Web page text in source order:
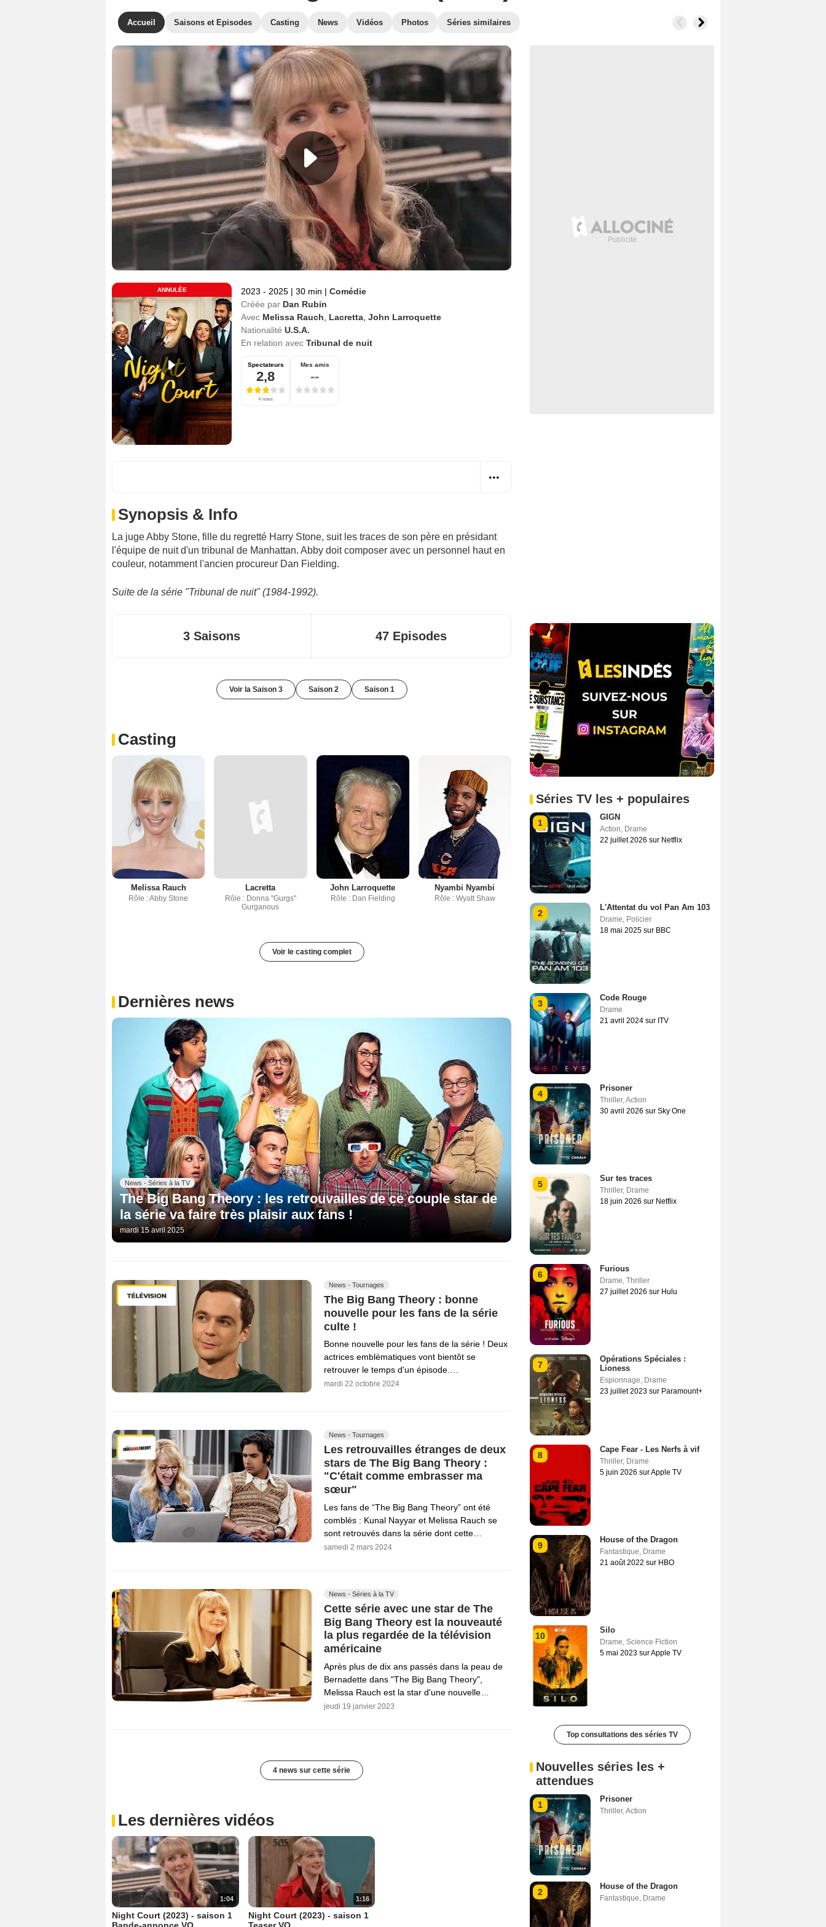
Accueil Saisons et Episodes Casting News Vidéos Photos Séries similaires
ANNULÉE 2023 - 2025 | 30 min | Comédie
Créée par Dan Rubin
Avec Melissa Rauch Lacretta John Larroquette
Nationalité U.S.A.
En relation avec Tribunal de nuit
Spectateurs
2,8
4 notes
Mes amis
--
Synopsis & Info
La juge Abby Stone, fille du regretté Harry Stone, suit les traces de son père en présidant
l'équipe de nuit d'un tribunal de Manhattan. Abby doit composer avec un personnel haut en
couleur, notamment l'ancien procureur Dan Fielding.
Suite de la série "Tribunal de nuit" (1984-1992).
3 Saisons 47 Episodes
Voir la Saison 3 Saison 2 Saison 1
Casting
Melissa Rauch
Rôle : Abby Stone
Lacretta
Rôle : Donna "Gurgs"
Gurganous
John Larroquette
Rôle : Dan Fielding
Nyambi Nyambi
Rôle : Wyatt Shaw
Voir le casting complet
Dernières news
News - Séries à la TV
The Big Bang Theory : les retrouvailles de ce couple star de
la série va faire très plaisir aux fans !
mardi 15 avril 2025
News - Tournages
The Big Bang Theory : bonne
nouvelle pour les fans de la série
culte !
Bonne nouvelle pour les fans de la série ! Deux
actrices emblématiques vont bientôt se
retrouver le temps d'un épisode.…
mardi 22 octobre 2024
News - Tournages
Les retrouvailles étranges de deux
stars de The Big Bang Theory :
"C'était comme embrasser ma
sœur"
Les fans de “The Big Bang Theory” ont été
comblés : Kunal Nayyar et Melissa Rauch se
sont retrouvés dans la série dont cette…
samedi 2 mars 2024
News - Séries à la TV
Cette série avec une star de The
Big Bang Theory est la nouveauté
la plus regardée de la télévision
américaine
Après plus de dix ans passés dans la peau de
Bernadette dans "The Big Bang Theory",
Melissa Rauch est la star d'une nouvelle…
jeudi 19 janvier 2023
4 news sur cette série
Les dernières vidéos
1:04
Night Court (2023) - saison 1
1:16
Night Court (2023) - saison 1
Séries TV les + populaires
1
GIGN
Action, Drame
22 juillet 2026 sur Netflix
2
L'Attentat du vol Pan Am 103
Drame, Policier
18 mai 2025 sur BBC
3
Code Rouge
Drame
21 avril 2024 sur ITV
4
Prisoner
Thriller,Action
30 avril 2026 sur Sky One
5
Sur tes traces
Thriller, Drame
18 juin 2026 sur Netflix
6
Furious
Drame, Thriller
27 juillet 2026 sur Hulu
7
Opérations Spéciales :
Lioness
Espionnage, Drame
23 juillet 2023 sur Paramount+
8
Cape Fear - Les Nerfs à vif
Thriller, Drame
5 juin 2026 sur Apple TV
9
House of the Dragon
Fantastique, Drame
21 août 2022 sur HBO
10
Silo
Drame, Science Fiction
5 mai 2023 sur Apple TV
Top consultations des séries TV
Nouvelles séries les +
attendues
1
Prisoner
Thriller,Action
2
House of the Dragon
Fantastique, Drame